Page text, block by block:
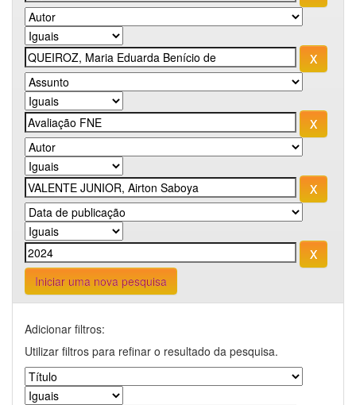
Iniciar uma nova pesquisa
Adicionar filtros:
Utilizar filtros para refinar o resultado da pesquisa.